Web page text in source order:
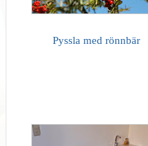
Pyssla med rönnbär